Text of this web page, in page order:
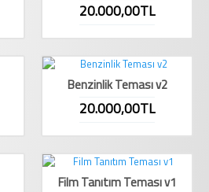
20.000,00TL
Benzinlik Teması v2
20.000,00TL
Film Tanıtım Teması v1